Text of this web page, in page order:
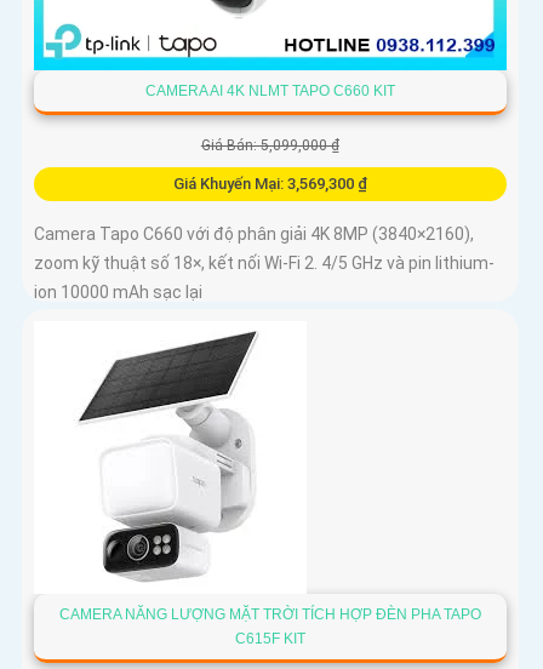
CAMERA AI 4K NLMT TAPO C660 KIT
Giá Bán: 5,099,000 ₫
Giá Khuyến Mại: 3,569,300 ₫
Camera Tapo C660 với độ phân giải 4K 8MP (3840×2160),
zoom kỹ thuật số 18×, kết nối Wi-Fi 2. 4/5 GHz và pin lithium-
ion 10000 mAh sạc lại
CAMERA NĂNG LƯỢNG MẶT TRỜI TÍCH HỢP ĐÈN PHA TAPO
C615F KIT